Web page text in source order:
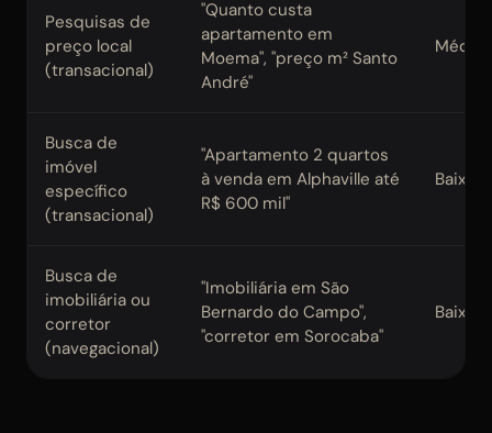
Pesquisas de
preço local
(transacional)
"Quanto custa
apartamento em
Moema", "preço m² Santo
André"
Média
Busca de
imóvel
específico
(transacional)
"Apartamento 2 quartos
à venda em Alphaville até
R$ 600 mil"
Baixa
Busca de
imobiliária ou
corretor
(navegacional)
"Imobiliária em São
Bernardo do Campo",
"corretor em Sorocaba"
Baixa